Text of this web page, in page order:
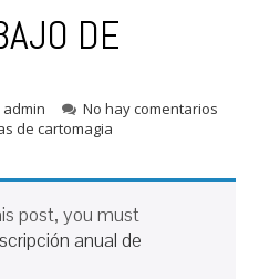
DE
admin
No hay comentarios
de cartomagia
post, you must
anual de